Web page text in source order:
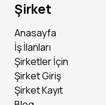
Şirket
Anasayfa
İş İlanları
Şirketler İçin
Şirket Giriş
Şirket Kayıt